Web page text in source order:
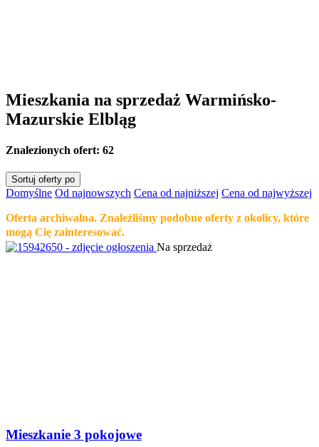
Mieszkania na sprzedaż Warmińsko-
Mazurskie Elbląg
Znalezionych ofert: 62
Sortuj oferty po
Domyślne Od najnowszych Cena od najniższej Cena od najwyższej
Oferta archiwalna. Znaleźliśmy podobne oferty z okolicy, które
mogą Cię zainteresować.
Na sprzedaż
Mieszkanie 3 pokojowe